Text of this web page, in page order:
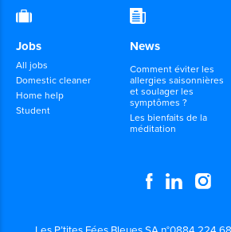
Jobs
All jobs
Domestic cleaner
Home help
Student
News
Comment éviter les
allergies saisonnières
et soulager les
symptômes ?
Les bienfaits de la
méditation